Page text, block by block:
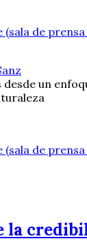
(sala de
un
(sala de
la